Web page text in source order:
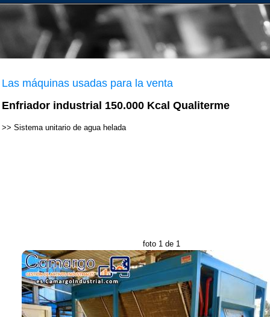
Las máquinas usadas para la venta
Enfriador industrial 150.000 Kcal Qualiterme
>> Sistema unitario de agua helada
foto 1 de 1